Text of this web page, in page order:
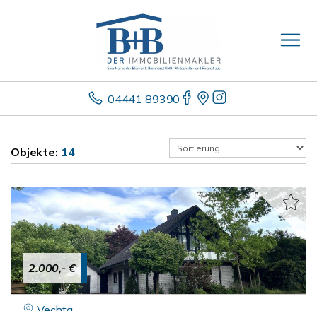
04441 89390
Objekte: 14
2.000,- €